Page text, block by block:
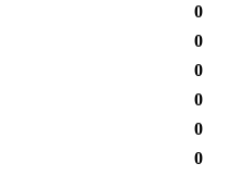
0
0
0
0
0
0